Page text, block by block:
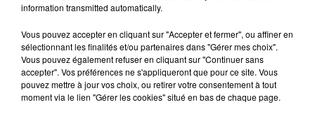
Revivez les meilleurs moments de la Ligne des Auditeurs
information transmitted automatically.
Vous pouvez accepter en cliquant sur "Accepter et fermer", ou affiner en
sélectionnant les finalités et/ou partenaires dans "Gérer mes choix".
Vous pouvez également refuser en cliquant sur "Continuer sans
accepter". Vos préférences ne s'appliqueront que pour ce site. Vous
pouvez mettre à jour vos choix, ou retirer votre consentement à tout
moment via le lien "Gérer les cookies" situé en bas de chaque page.